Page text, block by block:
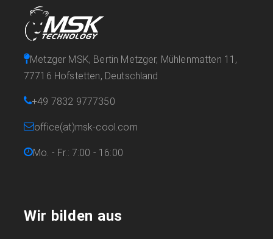
Metzger MSK, Bertin Metzger, Mühlenmatten 11,
77716 Hofstetten, Deutschland
+49 7832 9777350
office(at)msk-cool.com
Mo. - Fr.: 7:00 - 16:00
Wir bilden aus